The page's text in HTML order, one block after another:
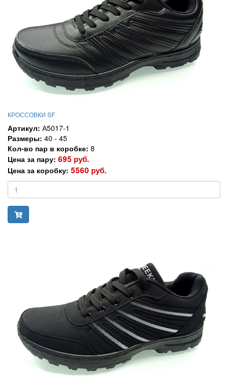
КРОССОВКИ SF
Артикул: А5017-1
Размеры: 40 - 45
Кол-во пар в коробке: 8
Цена за пару: 695 руб.
Цена за коробку: 5560 руб.